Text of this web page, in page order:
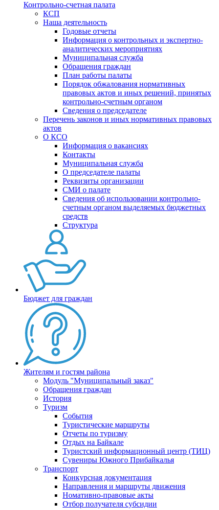
Контрольно-счетная палата
КСП
Наша деятельность
Годовые отчеты
Информация о контрольных и экспертно-
аналитических мероприятиях
Муниципальная служба
Обращения граждан
План работы палаты
Порядок обжалования нормативных
правовых актов и иных решений, принятых
контрольно-счетным органом
Сведения о председателе
Перечень законов и иных нормативных правовых
актов
О КСО
Информация о вакансиях
Контакты
Муниципальная служба
О председателе палаты
Реквизиты организации
СМИ о палате
Сведения об использовании контрольно-
счетным органом выделяемых бюджетных
средств
Структура
Бюджет для граждан
Жителям и гостям района
Модуль "Муниципальный заказ"
Обращения граждан
История
Туризм
События
Туристические маршруты
Отчеты по туризму
Отдых на Байкале
Туристский информационный центр (ТИЦ)
Сувениры Южного Прибайкалья
Транспорт
Конкурсная документация
Направления и маршруты движения
Номативно-правовые акты
Отбор получателя субсидии